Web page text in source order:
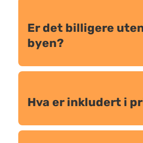
Er det billigere
byen?
Hva er inkludert i